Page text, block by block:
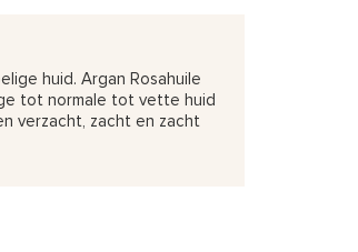
huid. Argan Rosahuile
tot normale tot vette huid
verzacht, zacht en zacht